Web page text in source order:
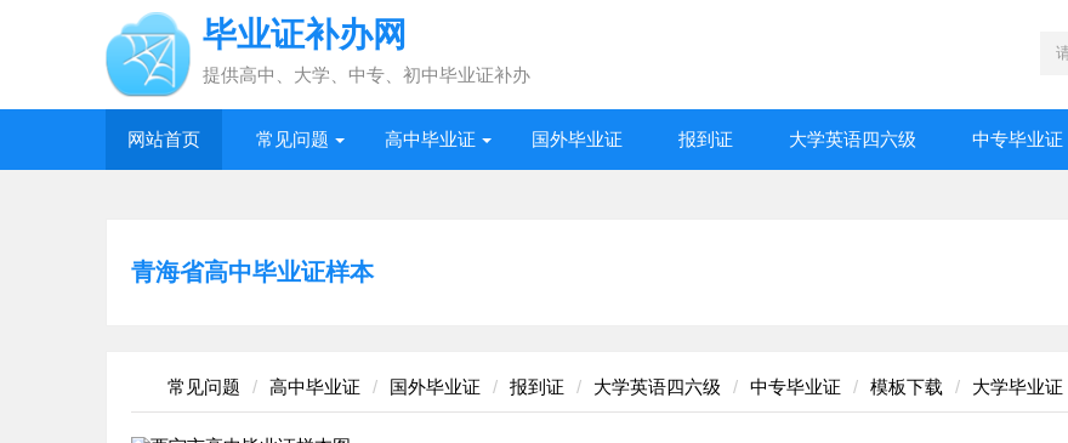
毕业证补办网
提供高中、大学、中专、初中毕业证补办
网站首页 常见问题 高中毕业证 国外毕业证 报到证 大学英语四六级 中专毕业证
青海省高中毕业证样本
常见问题 高中毕业证 国外毕业证 报到证 大学英语四六级 中专毕业证 模板下载 大学毕业证